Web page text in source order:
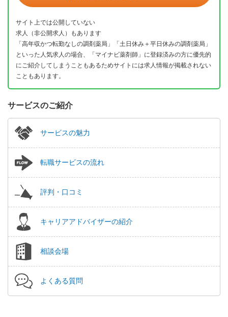
サイト上では公開していない
求人（非公開求人）もあります
「高年収かつ転勤なしの調剤薬局」「土日休み＋平日休みの調剤薬局」
といった人気求人の場合、「マイナビ薬剤師」に登録済みの方に優先的
にご紹介してしまうこともあるためサイトには求人情報が掲載されない
こともあります。
サービスのご紹介
サービスの魅力
転職サービスの流れ
評判・口コミ
キャリアアドバイザーの紹介
相談会場
よくある質問